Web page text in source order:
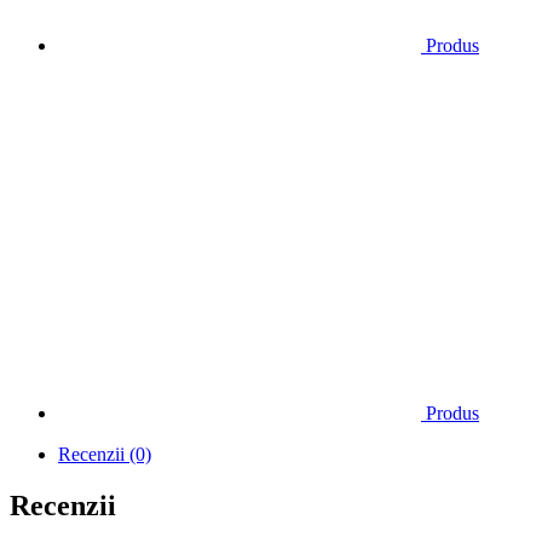
Produs
Produs
Recenzii (0)
Recenzii